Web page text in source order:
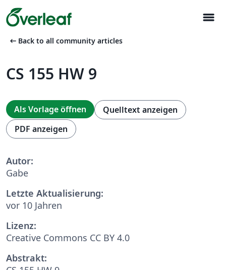
menu
arrow_left_alt Back to all community articles
CS 155 HW 9
Als Vorlage öffnen
Quelltext anzeigen
PDF anzeigen
Autor:
Gabe
Letzte Aktualisierung:
vor 10 Jahren
Lizenz:
Creative Commons CC BY 4.0
Abstrakt: